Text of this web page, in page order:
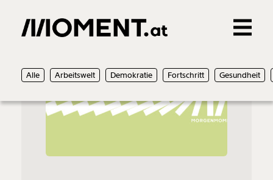
0Treffer 0Artikel
Alle Arbeitswelt Demokratie Fortschritt Gesundheit
02.12.2020